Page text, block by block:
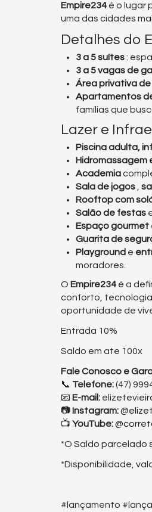
Empire234 é o lugar
uma das cidades
Detalhes do
3 a 5 suítes:
3 a 5 vagas de
Área privativa de
Apartamentos
famílias que
Lazer e
Piscina adulta,
Hidromassagem
Academia
Sala de jogos
Rooftop com
Salão de festas
Espaço gourmet
Guarita de
Playground e
moradores.
O Empire234 é a
conforto, tecnologia
oportunidade de
Entrada 10%
Saldo em ate 100x
Fale Conosco e
📞 Telefone:(47)
📧 E-mail:
📷 Instagram:
📺 YouTube:
*O Saldo parcelado
*Disponibilidade,
#lançamento